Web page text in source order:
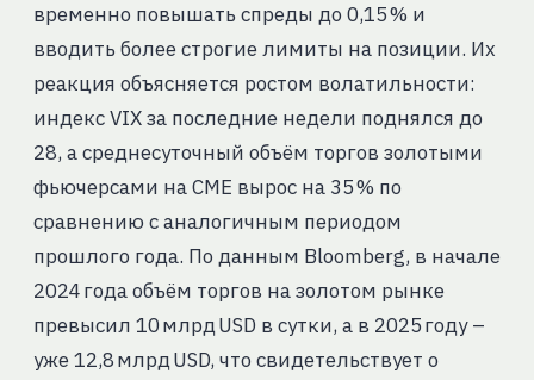
временно повышать спреды до 0,15 % и
вводить более строгие лимиты на позиции. Их
реакция объясняется ростом волатильности:
индекс VIX за последние недели поднялся до
28, а среднесуточный объём торгов золотыми
фьючерсами на CME вырос на 35 % по
сравнению с аналогичным периодом
прошлого года. По данным Bloomberg, в начале
2024 года объём торгов на золотом рынке
превысил 10 млрд USD в сутки, а в 2025 году –
уже 12,8 млрд USD, что свидетельствует о